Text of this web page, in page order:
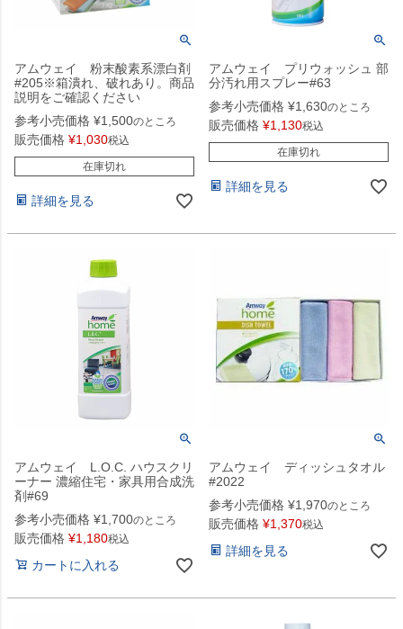
アムウェイ 粉末酸素系漂白剤
#205※箱潰れ、破れあり。商品
説明をご確認ください
参考小売価格 ¥1,500のところ
販売価格 ¥1,030税込
在庫切れ
詳細を見る
アムウェイ プリウォッシュ 部
分汚れ用スプレー#63
参考小売価格 ¥1,630のところ
販売価格 ¥1,130税込
在庫切れ
詳細を見る
アムウェイ L.O.C. ハウスクリ
ーナー 濃縮住宅・家具用合成洗
剤#69
参考小売価格 ¥1,700のところ
販売価格 ¥1,180税込
カートに入れる
アムウェイ ディッシュタオル
#2022
参考小売価格 ¥1,970のところ
販売価格 ¥1,370税込
詳細を見る